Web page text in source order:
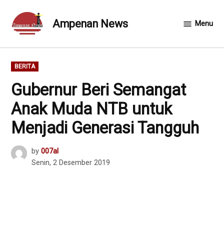
content
Ampenan News Menu
POSTED
IN
BERITA
Gubernur Beri Semangat
Anak Muda NTB untuk
Menjadi Generasi Tangguh
by 007al
Senin, 2 Desember 2019